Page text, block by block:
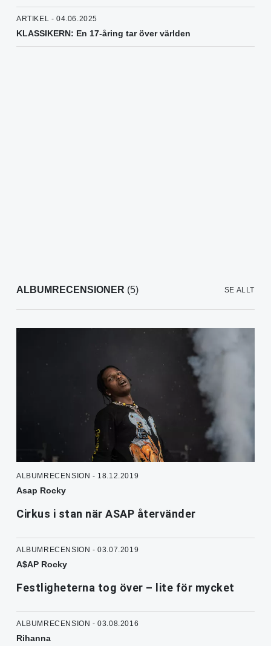
ARTIKEL - 04.06.2025
KLASSIKERN: En 17-åring tar över världen
ALBUMRECENSIONER (5) SE ALLT
ALBUMRECENSION - 18.12.2019
Asap Rocky
Cirkus i stan när ASAP återvänder
ALBUMRECENSION - 03.07.2019
A$AP Rocky
Festligheterna tog över – lite för mycket
ALBUMRECENSION - 03.08.2016
Rihanna